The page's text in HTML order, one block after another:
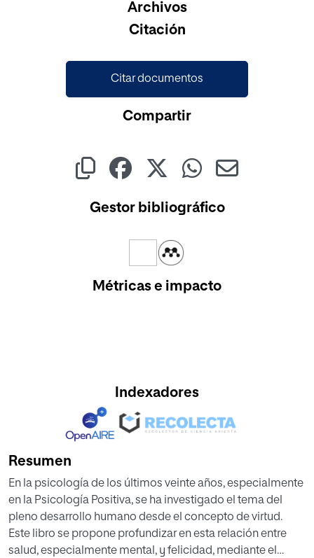
Archivos
Citación
Citar documentos
Compartir
Gestor bibliográfico
Métricas e impacto
Indexadores
Resumen
En la psicología de los últimos veinte años, especialmente
en la Psicología Positiva, se ha investigado el tema del
pleno desarrollo humano desde el concepto de virtud.
Este libro se propone profundizar en esta relación entre
salud, especialmente mental, y felicidad, mediante el